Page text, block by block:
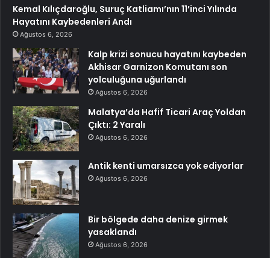
Kemal Kılıçdaroğlu, Suruç Katliamı’nın 11’inci Yılında
Hayatını Kaybedenleri Andı
Ağustos 6, 2026
Kalp krizi sonucu hayatını kaybeden
Akhisar Garnizon Komutanı son
yolculuğuna uğurlandı
Ağustos 6, 2026
Malatya’da Hafif Ticari Araç Yoldan
Çıktı: 2 Yaralı
Ağustos 6, 2026
Antik kenti umarsızca yok ediyorlar
Ağustos 6, 2026
Bir bölgede daha denize girmek
yasaklandı
Ağustos 6, 2026